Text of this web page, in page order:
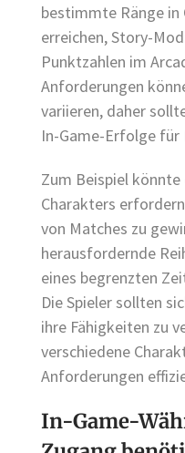
bestimmte Ränge in
erreichen, Story-
Punktzahlen im
Anforderungen
variieren, daher
In-Game-Erfolge für
Zum Beispiel
Charakters
von Matches zu
herausfordernde
eines begrenzten
Die Spieler sollten
ihre Fähigkeiten zu
verschiedene
Anforderungen
In-Game-